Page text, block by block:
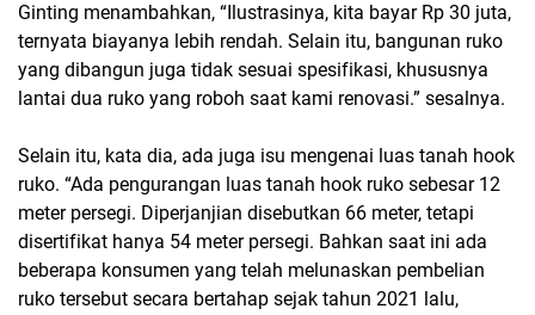
Ginting menambahkan, “Ilustrasinya, kita bayar Rp 30 juta,
ternyata biayanya lebih rendah. Selain itu, bangunan ruko
yang dibangun juga tidak sesuai spesifikasi, khususnya
lantai dua ruko yang roboh saat kami renovasi.” sesalnya.
Selain itu, kata dia, ada juga isu mengenai luas tanah hook
ruko. “Ada pengurangan luas tanah hook ruko sebesar 12
meter persegi. Diperjanjian disebutkan 66 meter, tetapi
disertifikat hanya 54 meter persegi. Bahkan saat ini ada
beberapa konsumen yang telah melunaskan pembelian
ruko tersebut secara bertahap sejak tahun 2021 lalu,